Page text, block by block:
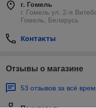
г. Гомель
г. Гомель ул. 2-я
Гомель, Беларусь
Контакты
Отзывы о магазине
53 отзывов за всё